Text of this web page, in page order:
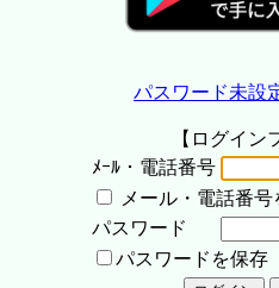
パスワード未設
【ログイン
ﾒｰﾙ・電話番号
メール・電話番号
パスワード
パスワードを保存